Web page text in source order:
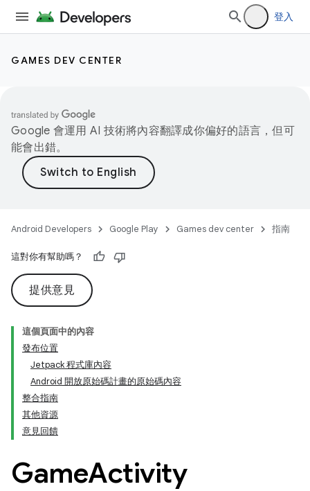
登入
GAMES DEV CENTER
Google 會運用 AI 技術將內容翻譯成你偏好的語言，但可
能會出錯。
Android Developers Google Play Games dev center 指南
這對你有幫助嗎？
提供意見
這個頁面中的內容
發布位置
Jetpack 程式庫內容
Android 開放原始碼計畫的原始碼內容
整合指南
其他資源
意見回饋
GameActivity